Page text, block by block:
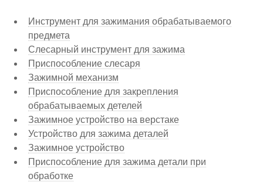
Инструмент для зажимания обрабатываемого
предмета
Слесарный инструмент для зажима
Приспособление слесаря
Зажимной механизм
Приспособление для закрепления
обрабатываемых детелей
Зажимное устройство на верстаке
Устройство для зажима деталей
Зажимное устройство
Приспособление для зажима детали при
обработке